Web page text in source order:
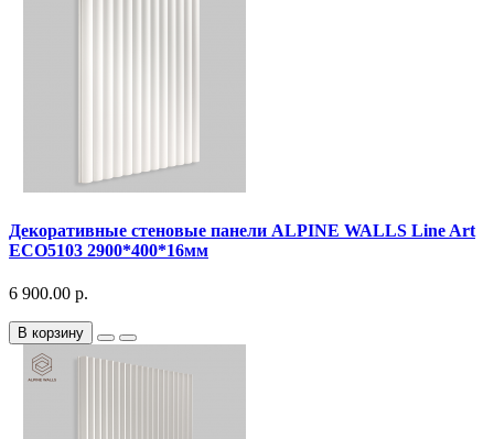
Декоративныe стеновые панели ALPINE WALLS Line Art
ECO5103 2900*400*16мм
6 900.00 р.
В корзину